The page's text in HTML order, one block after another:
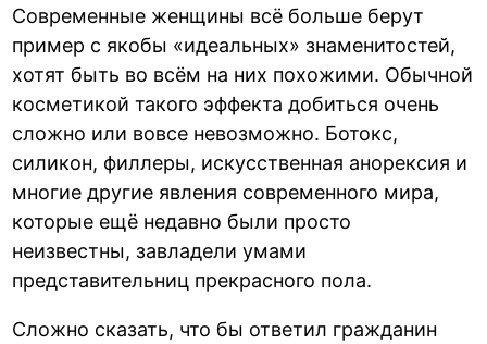
Современные женщины всё больше берут
пример с якобы «идеальных» знаменитостей,
хотят быть во всём на них похожими. Обычной
косметикой такого эффекта добиться очень
сложно или вовсе невозможно. Ботокс,
силикон, филлеры, искусственная анорексия и
многие другие явления современного мира,
которые ещё недавно были просто
неизвестны, завладели умами
представительниц прекрасного пола.
Сложно сказать, что бы ответил гражданин